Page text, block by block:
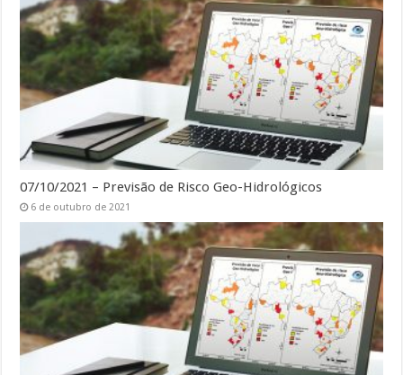
07/10/2021 – Previsão de Risco Geo-Hidrológicos
6 de outubro de 2021